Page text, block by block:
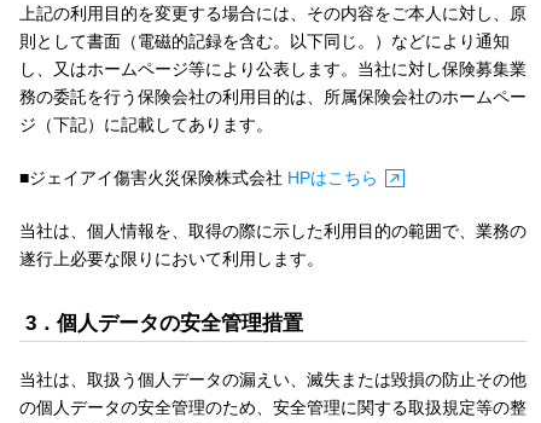
上記の利用目的を変更する場合には、その内容をご本人に対し、原
則として書面（電磁的記録を含む。以下同じ。）などにより通知
し、又はホームページ等により公表します。当社に対し保険募集業
務の委託を行う保険会社の利用目的は、所属保険会社のホームペー
ジ（下記）に記載してあります。
■ジェイアイ傷害火災保険株式会社 HPはこちら
当社は、個人情報を、取得の際に示した利用目的の範囲で、業務の
遂行上必要な限りにおいて利用します。
3．個人データの安全管理措置
当社は、取扱う個人データの漏えい、滅失または毀損の防止その他
の個人データの安全管理のため、安全管理に関する取扱規定等の整